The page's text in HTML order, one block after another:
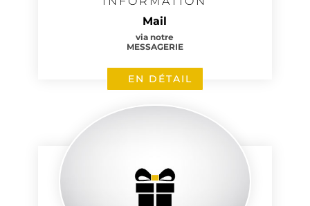
Mail
via notre
MESSAGERIE
EN DÉTAIL